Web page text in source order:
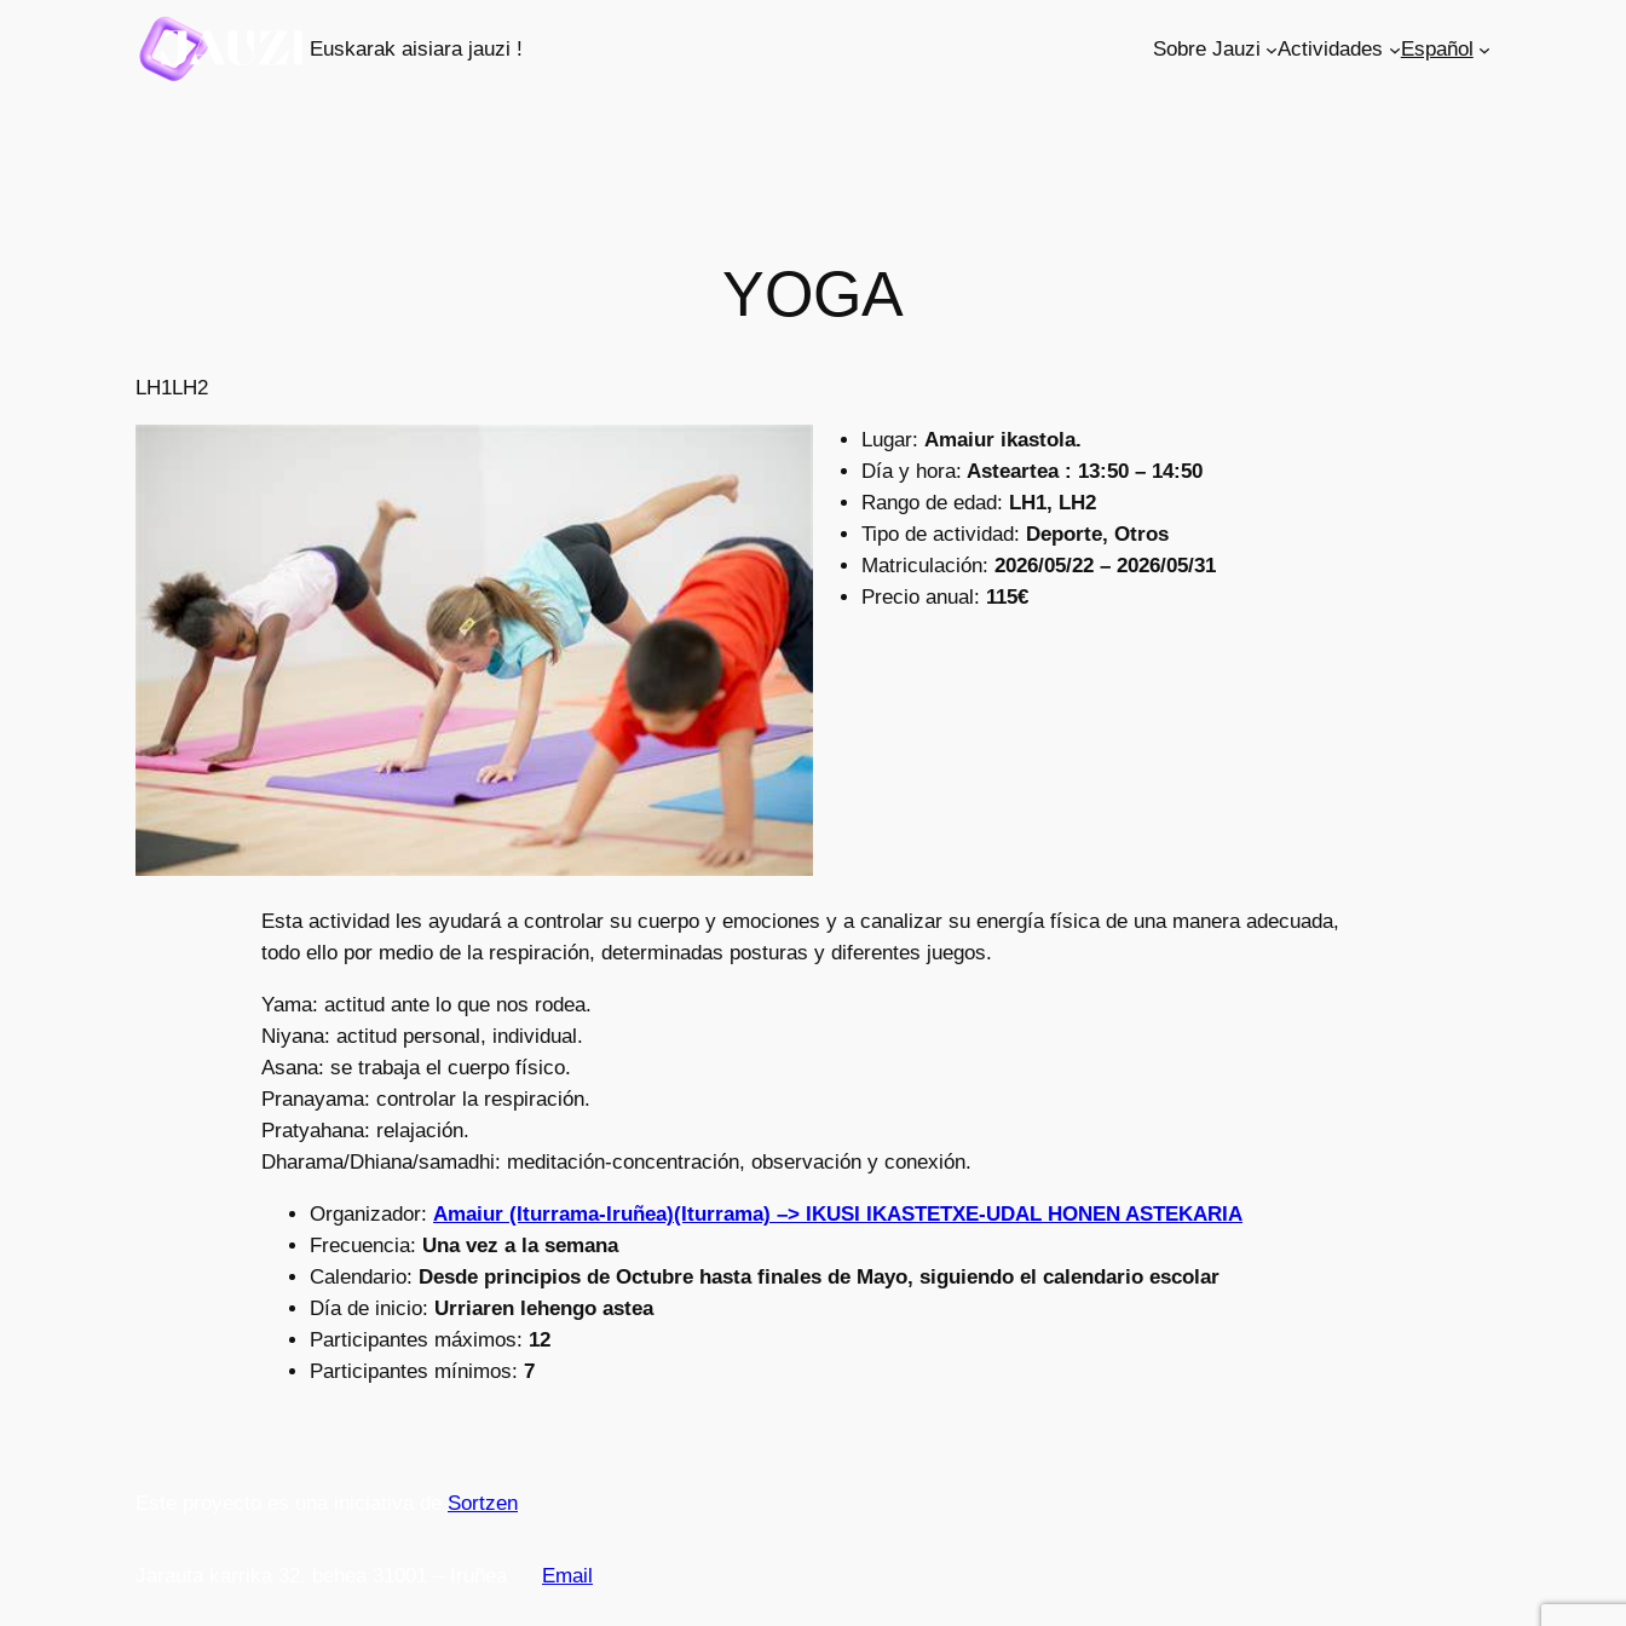
Euskarak aisiara jauzi ! Sobre Jauzi Actividades Español
YOGA
LH1LH2
Lugar: Amaiur ikastola.
Día y hora: Asteartea : 13:50 – 14:50
Rango de edad: LH1, LH2
Tipo de actividad: Deporte, Otros
Matriculación: 2026/05/22 – 2026/05/31
Precio anual: 115€
Esta actividad les ayudará a controlar su cuerpo y emociones y a canalizar su energía física de una manera adecuada,
todo ello por medio de la respiración, determinadas posturas y diferentes juegos.
Yama: actitud ante lo que nos rodea.
Niyana: actitud personal, individual.
Asana: se trabaja el cuerpo físico.
Pranayama: controlar la respiración.
Pratyahana: relajación.
Dharama/Dhiana/samadhi: meditación-concentración, observación y conexión.
Organizador: Amaiur (Iturrama-Iruñea)(Iturrama) –> IKUSI IKASTETXE-UDAL HONEN ASTEKARIA
Frecuencia: Una vez a la semana
Calendario: Desde principios de Octubre hasta finales de Mayo, siguiendo el calendario escolar
Día de inicio: Urriaren lehengo astea
Participantes máximos: 12
Participantes mínimos: 7
Sortzen
Email